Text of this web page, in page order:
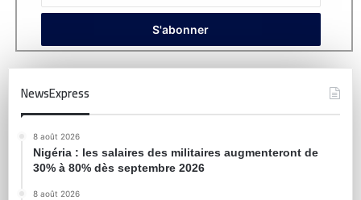
NewsExpress
8 août 2026
Nigéria : les salaires des militaires augmenteront de
30% à 80% dès septembre 2026
8 août 2026